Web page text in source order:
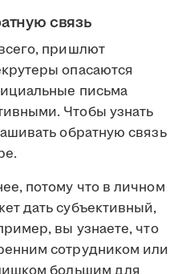
связь
пришлют
опасаются
письма
Чтобы узнать
обратную связь
потому что в личном
дать субъективный,
вы узнаете, что
сотрудником или